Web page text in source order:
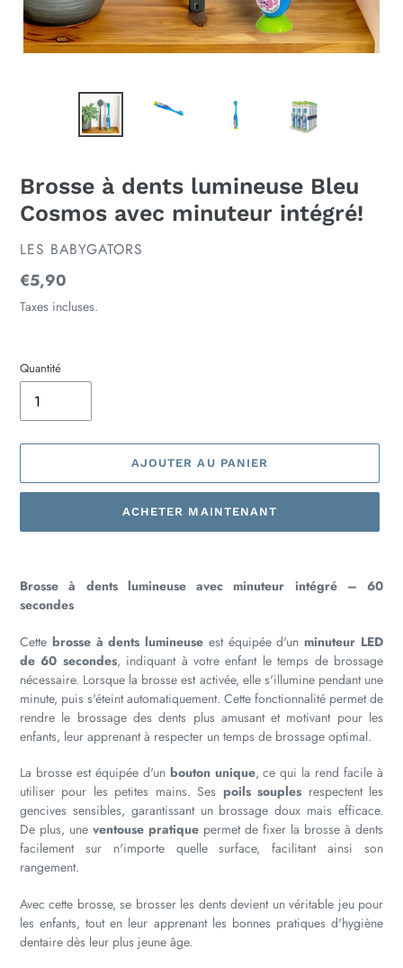
Brosse à dents lumineuse Bleu
Cosmos avec minuteur intégré!
DISTRIBUTEUR
LES BABYGATORS
Prix
normal
€5,90
Taxes incluses.
Quantité
AJOUTER AU PANIER
ACHETER MAINTENANT
d'un
produit
à
votre
panier
Brosse à dents lumineuse avec minuteur intégré – 60
secondes
Cette brosse à dents lumineuse est équipée d'unminuteur LED
de 60 secondes, indiquant à votre enfant le temps de brossage
nécessaire. Lorsque la brosse est activée, elle s'illumine pendant une
minute, puis s'éteint automatiquement. Cette fonctionnalité permet de
rendre le brossage des dents plus amusant et motivant pour les
enfants, leur apprenant à respecter un temps de brossage optimal.
La brosse est équipée d'un bouton unique, ce qui la rend facile à
utiliser pour les petites mains. Ses poils souples respectent les
gencives sensibles, garantissant un brossage doux mais efficace.
De plus, une ventouse pratique permet de fixer la brosse à dents
facilement sur n'importe quelle surface, facilitant ainsi son
rangement.
Avec cette brosse, se brosser les dents devient un véritable jeu pour
les enfants, tout en leur apprenant les bonnes pratiques d'hygiène
dentaire dès leur plus jeune âge.